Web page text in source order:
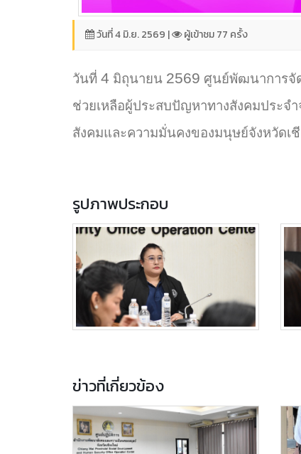
วันที่ 4 มิ.ย. 2569 | ผู้เข้าชม 77 ครั้ง
วันที่ 4 มิถุนายน 2569 ศูนย์พัฒนาการจั
ช่วยเหลือผู้ประสบปัญหาทางสังคมประจำ
สังคมและความมั่นคงของมนุษย์จังหวัดเ
รูปภาพประกอบ
ข่าวที่เกี่ยวข้อง